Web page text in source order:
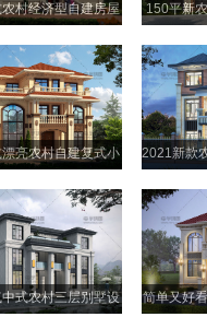
村经济型自建房屋
150平新
亮农村自建复式小
2021新款
式农村三层别墅设
简单又好